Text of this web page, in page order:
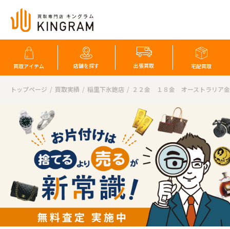
買取アイテム 店舗を探す 出張買取 宅配買取
トップページ 買取実績 稲里下氷鉋店 ２２金 １８金 オーストラリア金